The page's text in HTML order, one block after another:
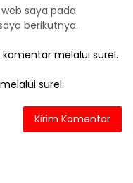
saya pada
berikutnya.
melalui surel.
surel.